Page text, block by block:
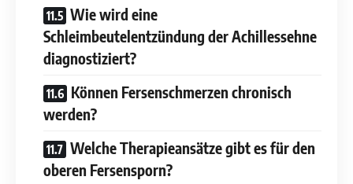
Wie wird eine
Schleimbeutelentzündung der Achillessehne
diagnostiziert?
Können Fersenschmerzen chronisch
werden?
Welche Therapieansätze gibt es für den
oberen Fersensporn?